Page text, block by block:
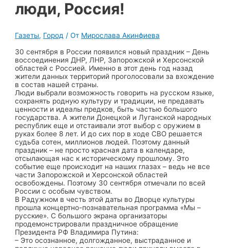
люди, Россия!
Газеты, Город / От Мирослава Акинфиева
30 сентября в России появился новый праздник – День
воссоединения ДНР, ЛНР, Запорожской и Херсонской
областей с Россией. Именно в этот день год назад
жители данных территорий проголосовали за вхождение
в состав нашей страны.
Люди выбрали возможность говорить на русском языке,
сохранять родную культуру и традиции, не предавать
ценности и идеалы предков, быть частью большого
государства. А жители Донецкой и Луганской народных
республик еще и отстаивали этот выбор с оружием в
руках более 8 лет. И до сих пор в ходе СВО решается
судьба сотен, миллионов людей. Поэтому данный
праздник – не просто красная дата в календаре,
отсылающая нас к историческому прошлому. Это
событие еще происходит на наших глазах – ведь не все
части Запорожской и Херсонской областей
освобождены. Поэтому 30 сентября отмечали по всей
России с особым чувством.
В Радужном в честь этой даты во Дворце культуры
прошла концертно-познавательная программа «Мы –
русские». С большого экрана организаторы
продемонстрировали праздничное обращение
Президента РФ Владимира Путина:
– Это осознанное, долгожданное, выстраданное и